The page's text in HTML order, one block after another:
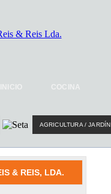
INICIO COCINA
AGRICULTURA / JARDÍN
& REIS, LDA.